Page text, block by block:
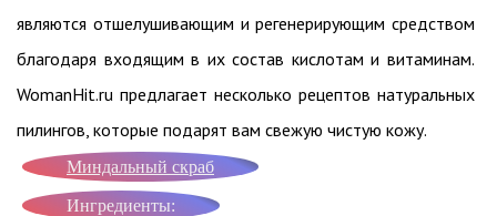
являются отшелушивающим и регенерирующим средством
благодаря входящим в их состав кислотам и витаминам.
WomanHit.ru предлагает несколько рецептов натуральных
пилингов, которые подарят вам свежую чистую кожу.
Миндальный скраб
Ингредиенты: